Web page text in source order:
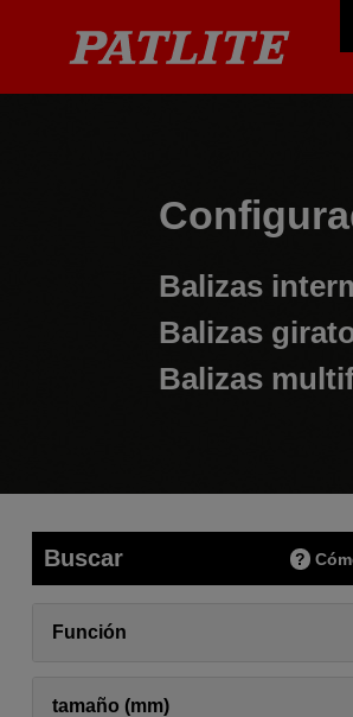
Buscar
Función
tamaño (mm)
Balizas
Balizas
Balizas